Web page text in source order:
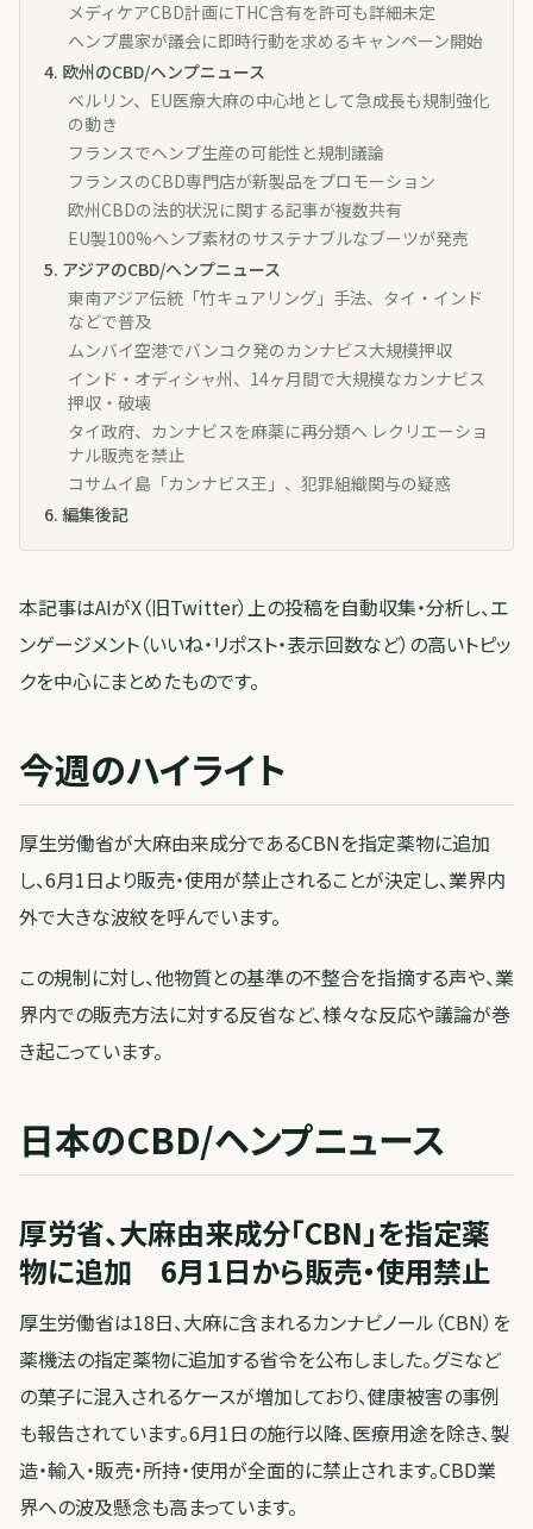
メディケアCBD計画にTHC含有を許可も詳細未定
ヘンプ農家が議会に即時行動を求めるキャンペーン開始
4. 欧州のCBD/ヘンプニュース
ベルリン、EU医療大麻の中心地として急成長も規制強化
の動き
フランスでヘンプ生産の可能性と規制議論
フランスのCBD専門店が新製品をプロモーション
欧州CBDの法的状況に関する記事が複数共有
EU製100%ヘンプ素材のサステナブルなブーツが発売
5. アジアのCBD/ヘンプニュース
東南アジア伝統「竹キュアリング」手法、タイ・インド
などで普及
ムンバイ空港でバンコク発のカンナビス大規模押収
インド・オディシャ州、14ヶ月間で大規模なカンナビス
押収・破壊
タイ政府、カンナビスを麻薬に再分類へ レクリエーショ
ナル販売を禁止
コサムイ島「カンナビス王」、犯罪組織関与の疑惑
6. 編集後記
本記事はAIがX（旧Twitter）上の投稿を自動収集・分析し、エ
ンゲージメント（いいね・リポスト・表示回数など）の高いトピッ
クを中心にまとめたものです。
今週のハイライト
厚生労働省が大麻由来成分であるCBNを指定薬物に追加
し、6月1日より販売・使用が禁止されることが決定し、業界内
外で大きな波紋を呼んでいます。
この規制に対し、他物質との基準の不整合を指摘する声や、業
界内での販売方法に対する反省など、様々な反応や議論が巻
き起こっています。
日本のCBD/ヘンプニュース
厚労省、大麻由来成分「CBN」を指定薬
物に追加 6月1日から販売・使用禁止
厚生労働省は18日、大麻に含まれるカンナビノール（CBN）を
薬機法の指定薬物に追加する省令を公布しました。グミなど
の菓子に混入されるケースが増加しており、健康被害の事例
も報告されています。6月1日の施行以降、医療用途を除き、製
造・輸入・販売・所持・使用が全面的に禁止されます。CBD業
界への波及懸念も高まっています。